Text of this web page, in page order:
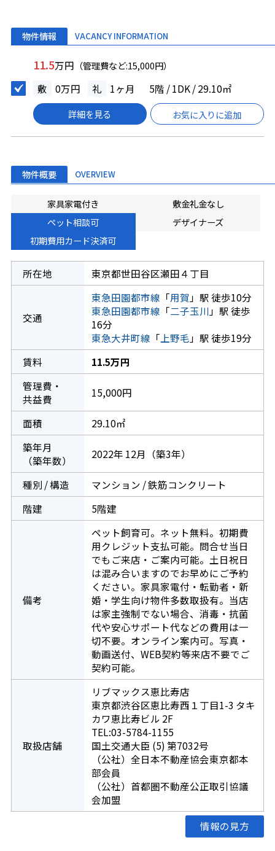
物件情報 VACANCY INFORMATION
11.5万円 （管理費など:15,000円）
敷 0万円 礼 1ヶ月 5階 / 1DK / 29.10㎡
詳細を見る お気に入りに追加
物件概要 OVERVIEW
家具家電付き
敷金礼金なし
ペット相談可
デザイナーズ
初期費用カード決済可
所在地 東京都世田谷区瀬田４丁目
交通
東急田園都市線 「用賀 」駅 徒歩10分
東急田園都市線 「二子玉川 」駅 徒歩
16分
東急大井町線 「 上野毛 」駅 徒歩19分
賃料
11.5万円
管理費・
共益費
15,000円
面積
29.10㎡
築年月
（築年数）
2022年 12月（築3年）
種別 / 構造
マンション / 鉄筋コンクリート
階建
5階建
備考
ペット飼育可。ネット無料。初期費
用クレジット支払可能。問合せ当日
でもご来店・ご案内可能。土日祝日
は混み合いますのでお早めにご予約
ください。家具家電付・転勤者・新
婚・学生向け物件多数取扱有。当店
は家主強制でない場合、消毒・抗菌
代や安心サポート代などの費用は一
切不要。オンライン案内可。写真・
動画送付、WEB契約等来店不要でご
契約可能。
取扱店舗
リブマックス恵比寿店
東京都渋谷区恵比寿西１丁目1-3 タキ
カワ恵比寿ビル 2F
TEL:03-5784-1155
国土交通大臣 (5) 第7032号
（公社）全日本不動産協会東京都本
部会員
（公社）首都圏不動産公正取引協議
会加盟
情報の見方